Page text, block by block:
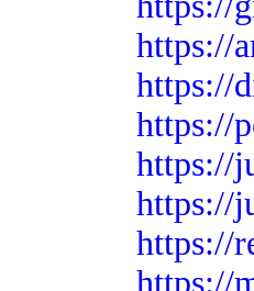
https://
https://
https://
https://
https://
https://
https://